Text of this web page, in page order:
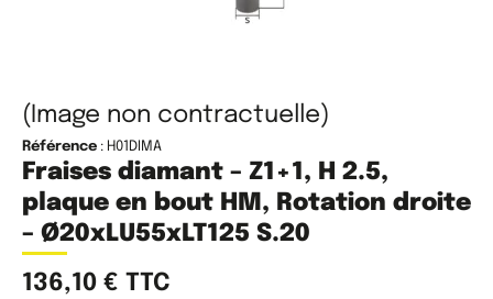
(Image non contractuelle)
Référence : H01DIMA
Fraises diamant – Z1+1, H 2.5,
plaque en bout HM, Rotation droite
– Ø20xLU55xLT125 S.20
136,10 € TTC